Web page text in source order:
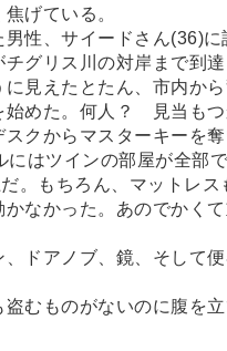
げている。
性、サイードさん(36)に
グリス川の対岸まで到
に見えたとたん、市内か
めた。何人？ 見当もつ
クからマスターキーを
にはツインの部屋が全部
。もちろん、マットレス
かなかった。あのでかく
ドアノブ、鏡、そして
盗むものがないのに腹を立